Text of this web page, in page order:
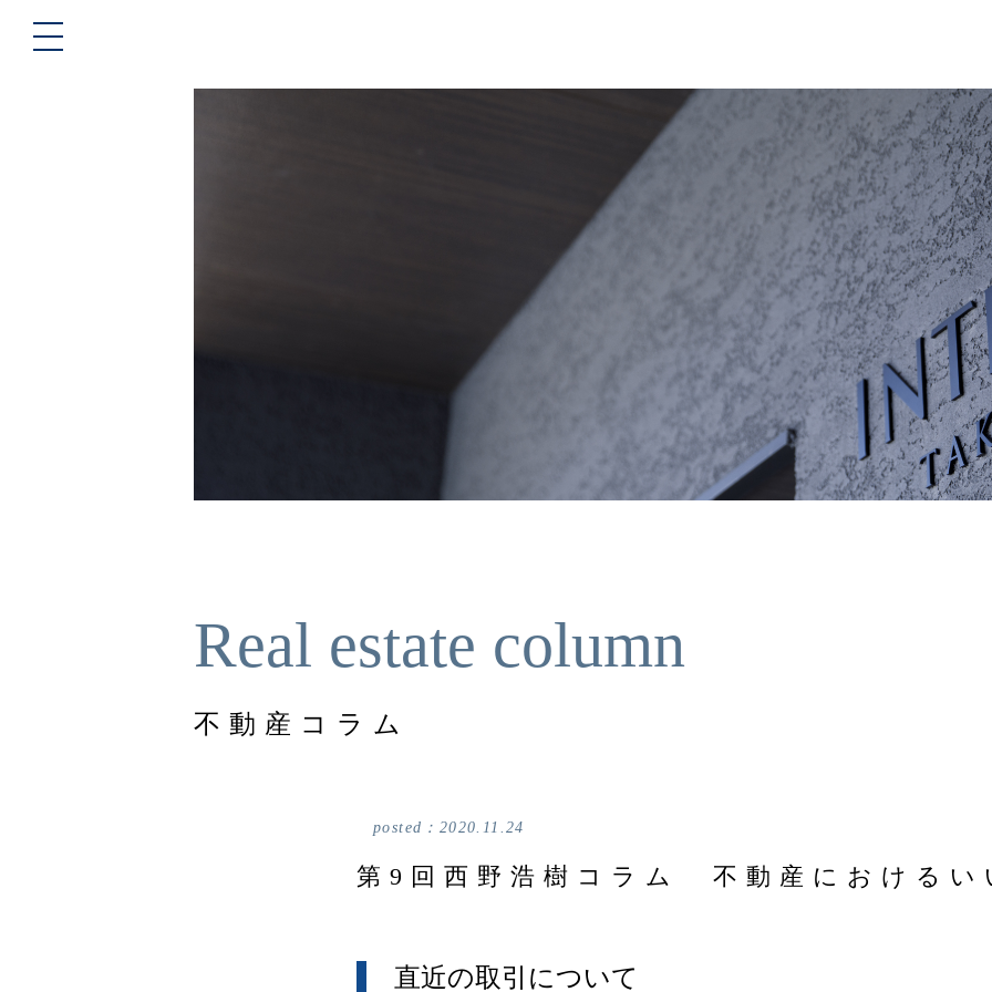
Real estate column
不動産コラム
posted： 2020.11.24
第9回西野浩樹コラム 不動産におけるい
直近の取引について